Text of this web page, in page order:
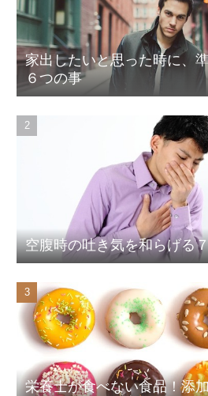
家出したいと思った時に、
６つの事
空腹時の吐き気を和らげる
栄養士が食べない食品！添